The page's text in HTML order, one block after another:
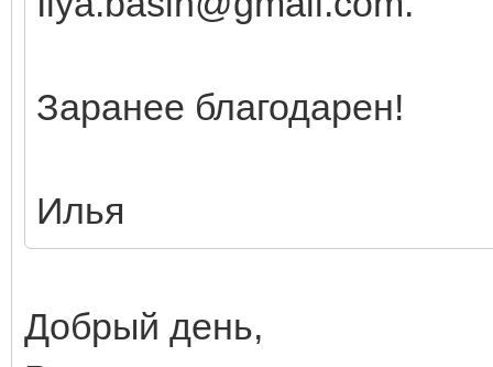
Заранее благодарен!
Илья
Добрый день,